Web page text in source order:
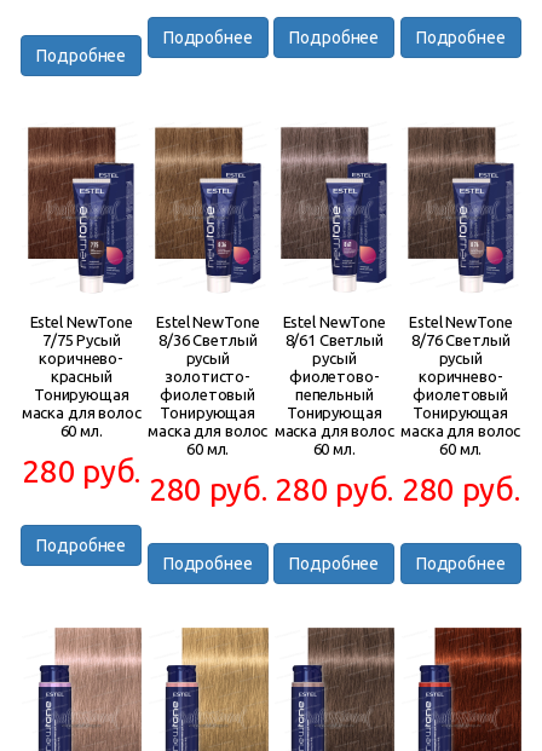
Подробнее
Подробнее Подробнее Подробнее
Estel NewTone
7/75 Русый
коричнево-
красный
Тонирующая
маска для волос
60 мл.
280 руб.
Подробнее
Estel NewTone
8/36 Светлый
русый
золотисто-
фиолетовый
Тонирующая
маска для волос
60 мл.
280 руб.
Подробнее
Estel NewTone
8/61 Светлый
русый
фиолетово-
пепельный
Тонирующая
маска для волос
60 мл.
280 руб.
Подробнее
Estel NewTone
8/76 Светлый
русый
коричнево-
фиолетовый
Тонирующая
маска для волос
60 мл.
280 руб.
Подробнее